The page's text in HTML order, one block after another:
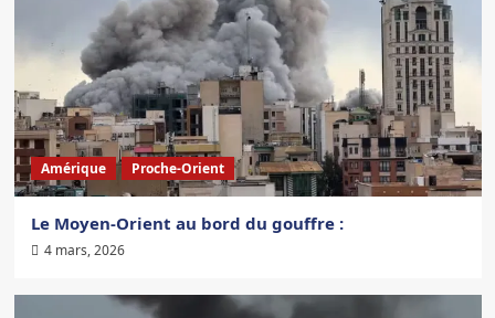
Amérique Proche-Orient
Le Moyen-Orient au bord du gouffre :
4 mars, 2026